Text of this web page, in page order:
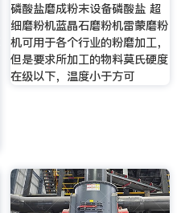
磷酸盐磨成粉末设备磷酸盐 超
细磨粉机蓝晶石磨粉机雷蒙磨粉
机可用于各个行业的粉磨加工，
但是要求所加工的物料莫氏硬度
在级以下，温度小于方可